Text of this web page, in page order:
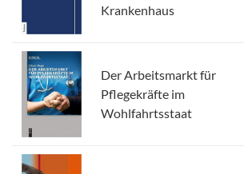
Krankenhaus
Der Arbeitsmarkt für
Pflegekräfte im
Wohlfahrtsstaat